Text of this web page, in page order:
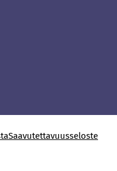
Saavutettavuusseloste